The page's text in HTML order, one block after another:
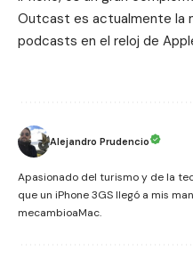
Outcast es actualmente la
podcasts en el reloj de
Alejandro Prudencio
Apasionado del turismo y de la
que un iPhone 3GS llegó a mis
mecambioaMac.